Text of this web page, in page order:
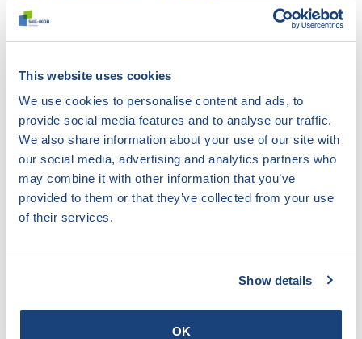
This website uses cookies
We use cookies to personalise content and ads, to
provide social media features and to analyse our traffic.
We also share information about your use of our site with
our social media, advertising and analytics partners who
may combine it with other information that you’ve
provided to them or that they’ve collected from your use
of their services.
Show details
OK
Er zijn certificaten gevonden
Genereer PDF
Nummer
SKGIKOB.018208.02.NL
Novatech